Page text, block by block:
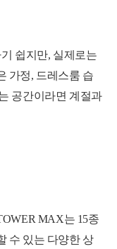
쉽지만, 실제로는
가정, 드레스룸 습
공간이라면 계절과
MAX는 15종
수 있는 다양한 상